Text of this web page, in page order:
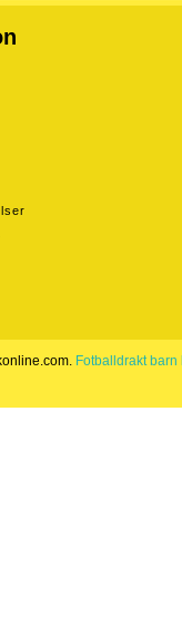
Fotballdrakt barn